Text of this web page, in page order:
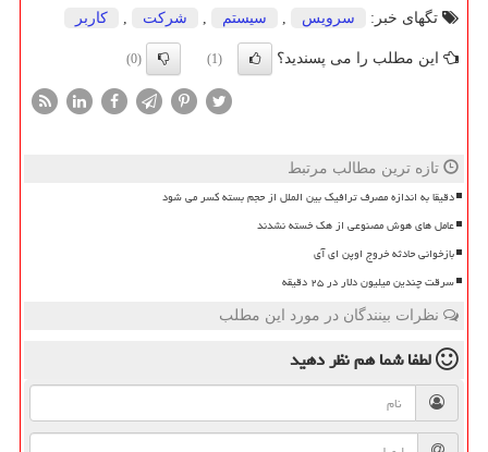
تگهای خبر:
سرویس , سیستم , شركت , كاربر
این مطلب را می پسندید؟ (1)
(0)
تازه ترین مطالب مرتبط
دقیقا به اندازه مصرف ترافیک بین الملل از حجم بسته کسر می شود
عامل های هوش مصنوعی از هک خسته نشدند
بازخوانی حادثه خروج اوپن ای آی
سرقت چندین میلیون دلار در ۲۵ دقیقه
نظرات بینندگان در مورد این مطلب
لطفا شما همنظر دهید